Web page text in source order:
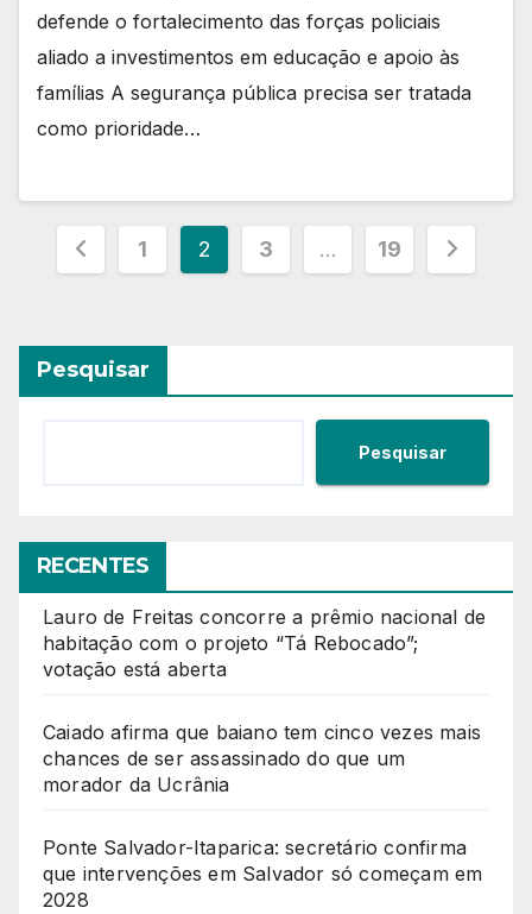
defende o fortalecimento das forças policiais
aliado a investimentos em educação e apoio às
famílias ​A segurança pública precisa ser tratada
como prioridade…
Paginação
posts
1 2 3 … 19
Pesquisar
Pesquisar
RECENTES
Lauro de Freitas concorre a prêmio nacional de
habitação com o projeto “Tá Rebocado”;
votação está aberta
Caiado afirma que baiano tem cinco vezes mais
chances de ser assassinado do que um
morador da Ucrânia
Ponte Salvador-Itaparica: secretário confirma
que intervenções em Salvador só começam em
2028